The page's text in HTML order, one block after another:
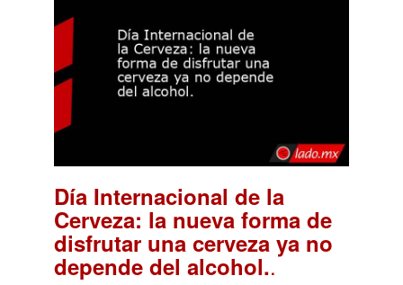
Día Internacional de la
Cerveza: la nueva forma de
disfrutar una cerveza ya no
depende del alcohol..